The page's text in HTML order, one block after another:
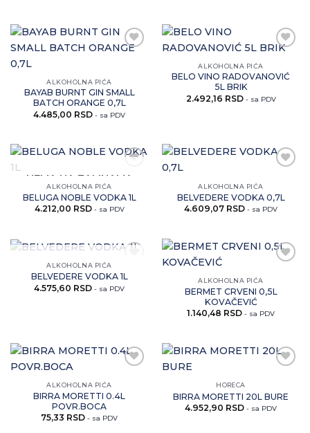
ALKOHOLNA PIĆA
BAYAB BURNT GIN SMALL
BATCH ORANGE 0,7L
4.485,00 RSD - sa PDV
artikal
ALKOHOLNA PIĆA
BELO VINO RADOVANOVIĆ
5L BRIK
2.492,16 RSD - sa PDV
Zaprati
artikal
NEMA NA ZALIHAMA
ALKOHOLNA PIĆA
BELUGA NOBLE VODKA 1L
4.212,00 RSD - sa PDV
artikal
ALKOHOLNA PIĆA
BELVEDERE VODKA 0,7L
4.609,07 RSD - sa PDV
ovaj
artikal
NEMA NA ZALIHAMA
ALKOHOLNA PIĆA
BELVEDERE VODKA 1L
4.575,60 RSD - sa PDV
artikal
ALKOHOLNA PIĆA
BERMET CRVENI 0,5L
KOVAČEVIĆ
1.140,48 RSD - sa PDV
artikal
ALKOHOLNA PIĆA
BIRRA MORETTI 0.4L
POVR.BOCA
75,33 RSD - sa PDV
artikal
HORECA
BIRRA MORETTI 20L BURE
4.952,90 RSD - sa PDV